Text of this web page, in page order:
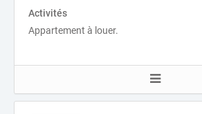
Activités
Appartement à louer.